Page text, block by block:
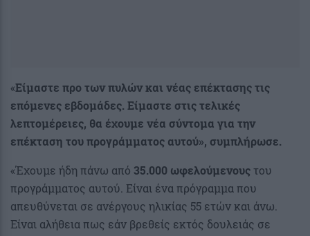
«Είμαστε προ των πυλών και νέας επέκτασης τις
επόμενες εβδομάδες. Είμαστε στις τελικές
λεπτομέρειες, θα έχουμε νέα σύντομα για την
επέκταση του προγράμματος αυτού», συμπλήρωσε.
«Έχουμε ήδη πάνω από 35.000 ωφελούμενουςτου
προγράμματος αυτού. Είναι ένα πρόγραμμα που
απευθύνεται σε ανέργους ηλικίας 55 ετών και άνω.
Είναι αλήθεια πως εάν βρεθείς εκτός δουλειάς σε